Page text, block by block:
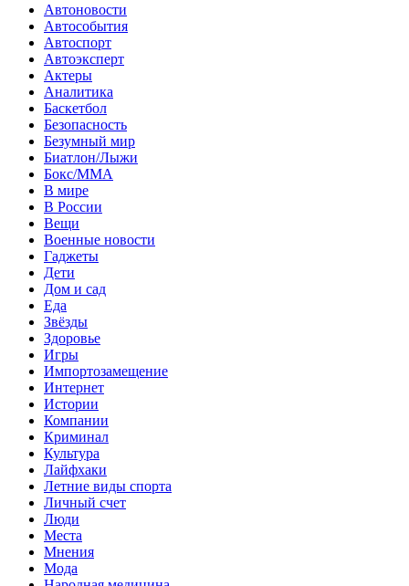
Автоновости
Автособытия
Автоспорт
Автоэксперт
Актеры
Аналитика
Баскетбол
Безопасность
Безумный мир
Биатлон/Лыжи
Бокс/MMA
В мире
В России
Вещи
Военные новости
Гаджеты
Дети
Дом и сад
Еда
Звёзды
Здоровье
Игры
Импортозамещение
Интернет
Истории
Компании
Криминал
Культура
Лайфхаки
Летние виды спорта
Личный счет
Люди
Места
Мнения
Мода